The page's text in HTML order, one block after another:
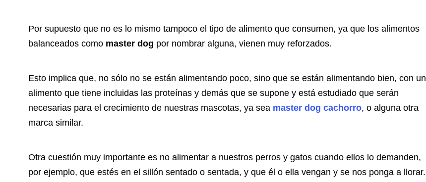
Por supuesto que no es lo mismo tampoco el tipo de alimento que consumen, ya que los alimentos
balanceados como master dog por nombrar alguna, vienen muy reforzados.
Esto implica que, no sólo no se están alimentando poco, sino que se están alimentando bien, con un
alimento que tiene incluidas las proteínas y demás que se supone y está estudiado que serán
necesarias para el crecimiento de nuestras mascotas, ya sea master dog cachorro, o alguna otra
marca similar.
Otra cuestión muy importante es no alimentar a nuestros perros y gatos cuando ellos lo demanden,
por ejemplo, que estés en el sillón sentado o sentada, y que él o ella vengan y se nos ponga a llorar.